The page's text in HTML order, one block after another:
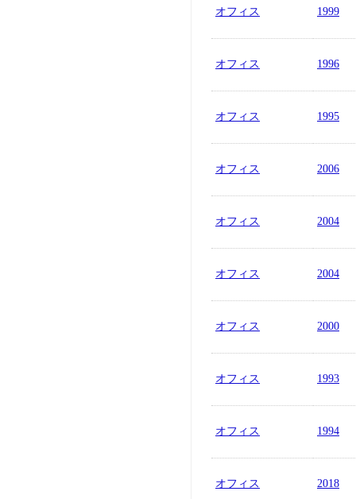
オフィス 1999
オフィス 1996
オフィス 1995
オフィス 2006
オフィス 2004
オフィス 2004
オフィス 2000
オフィス 1993
オフィス 1994
オフィス 2018